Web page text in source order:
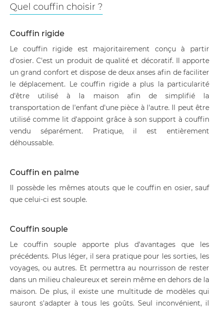
Quel couffin choisir ?
Couffin rigide
Le couffin rigide est majoritairement conçu à partir
d'osier. C'est un produit de qualité et décoratif. Il apporte
un grand confort et dispose de deux anses afin de faciliter
le déplacement. Le couffin rigide a plus la particularité
d'être utilisé à la maison afin de simplifié la
transportation de l'enfant d'une pièce à l'autre. Il peut être
utilisé comme lit d'appoint grâce à son support à couffin
vendu séparément. Pratique, il est entièrement
déhoussable.
Couffin en palme
Il possède les mêmes atouts que le couffin en osier, sauf
que celui-ci est souple.
Couffin souple
Le couffin souple apporte plus d'avantages que les
précédents. Plus léger, il sera pratique pour les sorties, les
voyages, ou autres. Et permettra au nourrisson de rester
dans un milieu chaleureux et serein même en dehors de la
maison. De plus, il existe une multitude de modèles qui
sauront s'adapter à tous les goûts. Seul inconvénient, il